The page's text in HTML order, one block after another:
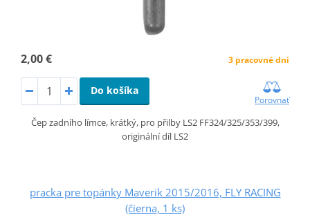
2,00 € 3 pracovné dni
Do košíka
Porovnať
Čep zadního límce, krátký, pro přilby LS2 FF324/325/353/399,
originální díl LS2
pracka pre topánky Maverik 2015/2016, FLY RACING
(čierna, 1 ks)